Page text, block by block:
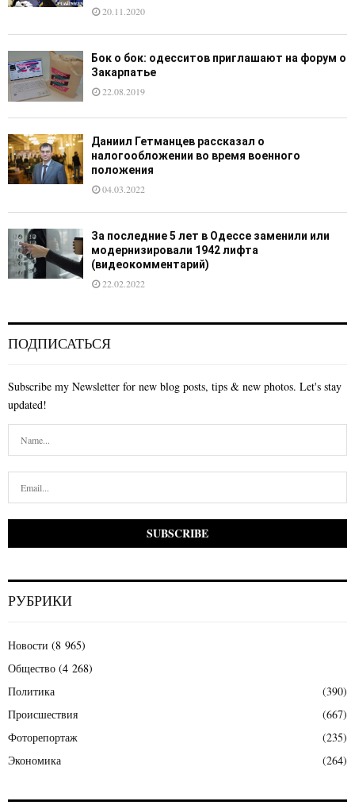
20.11.2020
Бок о бок: одесситов приглашают на форум о
Закарпатье
22.08.2019
Даниил Гетманцев рассказал о
налогообложении во время военного
положения
04.03.2022
За последние 5 лет в Одессе заменили или
модернизировали 1942 лифта
(видеокомментарий)
22.02.2022
ПОДПИСАТЬСЯ
Subscribe my Newsletter for new blog posts, tips & new photos. Let's stay
updated!
РУБРИКИ
Новости (8 965)
Общество (4 268)
Политика
(390)
Происшествия
(667)
Фоторепортаж
(235)
Экономика
(264)